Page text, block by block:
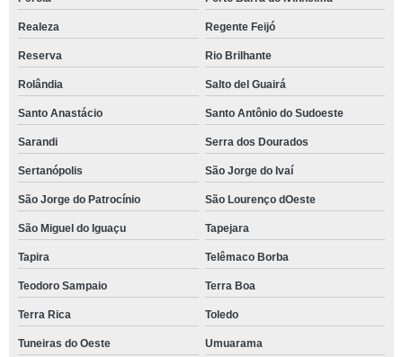
Realeza Regente Feijó
Reserva Rio Brilhante
Rolândia Salto del Guairá
Santo Anastácio Santo Antônio do Sudoeste
Sarandi Serra dos Dourados
Sertanópolis São Jorge do Ivaí
São Jorge do Patrocínio São Lourenço dOeste
São Miguel do Iguaçu Tapejara
Tapira Telêmaco Borba
Teodoro Sampaio Terra Boa
Terra Rica Toledo
Tuneiras do Oeste Umuarama